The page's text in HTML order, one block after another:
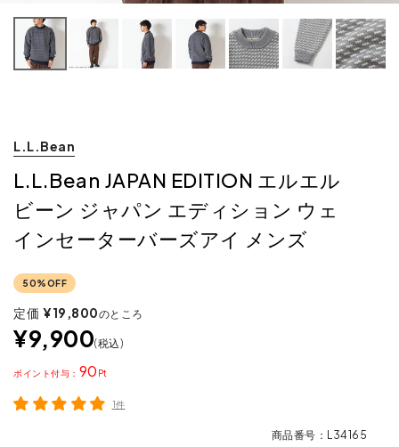
L.L.Bean
L.L.Bean JAPAN EDITION エルエル
ビーン ジャパン エディション ウェ
インセーターバーズアイ メンズ
50%OFF
定価 ¥19,800のところ
¥9,900 税込
90
ポイント
1件
商品番号 L34165